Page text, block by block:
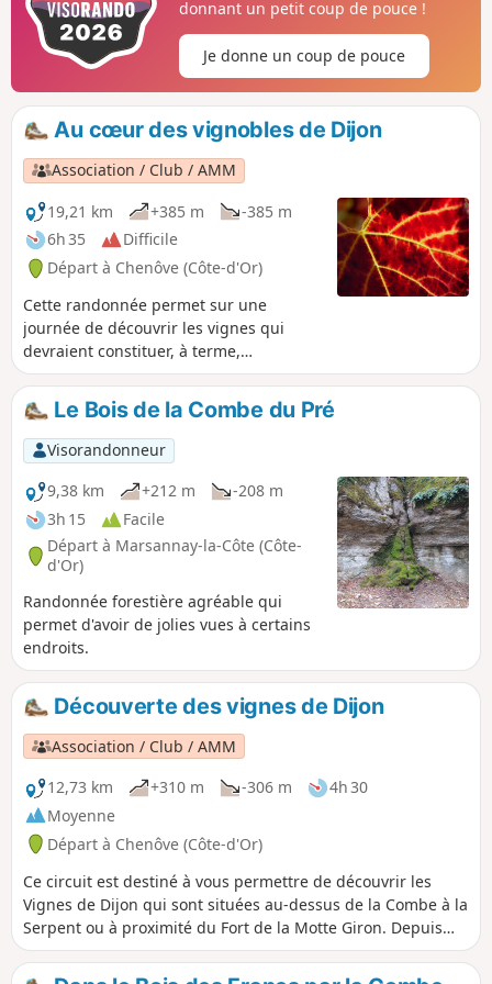
donnant un petit coup de pouce !
Je donne un coup de pouce
Au cœur des vignobles de Dijon
Association / Club / AMM
19,21 km
+385 m
-385 m
6h 35
Difficile
Départ à Chenôve (Côte-d'Or)
Cette randonnée permet sur une
journée de découvrir les vignes qui
devraient constituer, à terme,
l’appellation Dijon. Régulièrement, vous
aurez de très belles vues sur la plaine
ou sur Dijon, mais aussi des passages
plus mystérieux en sous-bois et en fond
de vallon. Il s'agit d'un parcours varié et
riche en patrimoine, sur des terrains
parfois très différents.
Le Bois de la Combe du Pré
Visorandonneur
9,38 km
+212 m
-208 m
3h 15
Facile
Départ à Marsannay-la-Côte (Côte-
d'Or)
Randonnée forestière agréable qui
permet d'avoir de jolies vues à certains
endroits.
Découverte des vignes de Dijon
Association / Club / AMM
12,73 km
+310 m -306 m
4h 30
Moyenne
Départ à Chenôve (Côte-d'Or)
Ce circuit est destiné à vous permettre de découvrir les
Vignes de Dijon qui sont situées au-dessus de la Combe à la
Serpent ou à proximité du Fort de la Motte Giron. Depuis
quelques années, il y a une vraie volonté de développer une
appellation de Dijon et plusieurs vignes ont été plantées ou